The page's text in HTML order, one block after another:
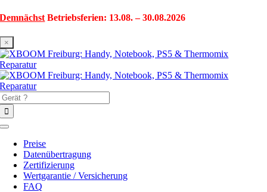
Zum
springen
Demnächst Betriebsferien: 13.08. – 30.08.2026
×
Toggle
Navigation
Preise
Datenübertragung
Zertifizierung
Wertgarantie / Versicherung
FAQ